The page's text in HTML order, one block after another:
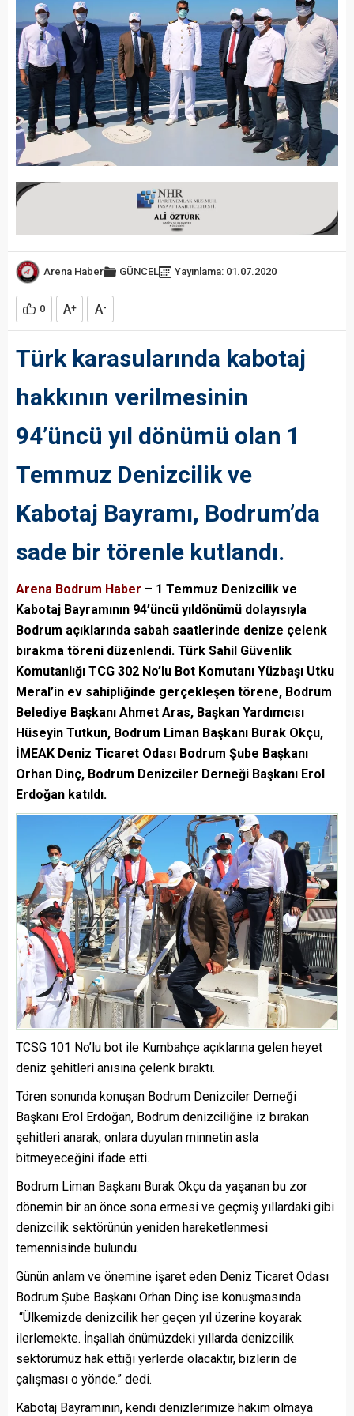
Arena Haber GÜNCEL Yayınlama: 01.07.2020
0 A+ A-
Türk karasularında kabotaj
hakkının verilmesinin
94’üncü yıl dönümü olan 1
Temmuz Denizcilik ve
Kabotaj Bayramı, Bodrum’da
sade bir törenle kutlandı.
Arena Bodrum Haber – 1 Temmuz Denizcilik ve
Kabotaj Bayramının 94’üncü yıldönümü dolayısıyla
Bodrum açıklarında sabah saatlerinde denize çelenk
bırakma töreni düzenlendi. Türk Sahil Güvenlik
Komutanlığı TCG 302 No’lu Bot Komutanı Yüzbaşı Utku
Meral’in ev sahipliğinde gerçekleşen törene, Bodrum
Belediye Başkanı Ahmet Aras, Başkan Yardımcısı
Hüseyin Tutkun, Bodrum Liman Başkanı Burak Okçu,
İMEAK Deniz Ticaret Odası Bodrum Şube Başkanı
Orhan Dinç, Bodrum Denizciler Derneği Başkanı Erol
Erdoğan katıldı.
TCSG 101 No’lu bot ile Kumbahçe açıklarına gelen heyet
deniz şehitleri anısına çelenk bıraktı.
Tören sonunda konuşan Bodrum Denizciler Derneği
Başkanı Erol Erdoğan, Bodrum denizciliğine iz bırakan
şehitleri anarak, onlara duyulan minnetin asla
bitmeyeceğini ifade etti.
Bodrum Liman Başkanı Burak Okçu da yaşanan bu zor
dönemin bir an önce sona ermesi ve geçmiş yıllardaki gibi
denizcilik sektörünün yeniden hareketlenmesi
temennisinde bulundu.
Günün anlam ve önemine işaret eden Deniz Ticaret Odası
Bodrum Şube Başkanı Orhan Dinç ise konuşmasında
“Ülkemizde denizcilik her geçen yıl üzerine koyarak
ilerlemekte. İnşallah önümüzdeki yıllarda denizcilik
sektörümüz hak ettiği yerlerde olacaktır, bizlerin de
çalışması o yönde.” dedi.
Kabotaj Bayramının, kendi denizlerimize hakim olmaya